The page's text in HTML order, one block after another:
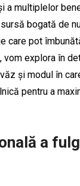
a multiplelor
bogată de
care pot
vom explora în
și modul în
pentru a
a